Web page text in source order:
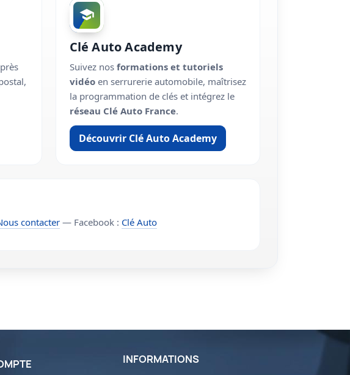
près
Clé Auto Academy
Suivez nos formations et tutoriels
vidéoen serrurerie automobile, maîtrisez
la programmation de clés et intégrez le
réseau Clé Auto France.
Découvrir Clé Auto Academy
contacter— Facebook : Clé Auto
INFORMATIONS